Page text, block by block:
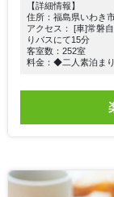
【詳細情報】
住所：福島県いわき
アクセス： [車]常磐
りバスにて15分
客室数：252室
料金：◆二人素泊ま